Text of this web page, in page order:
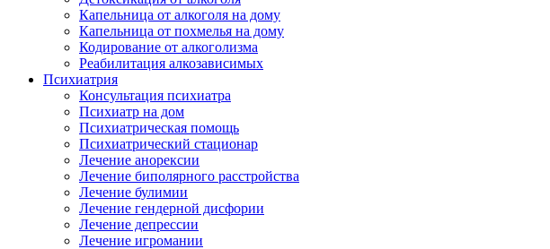
Капельница от алкоголя на дому
Капельница от похмелья на дому
Кодирование от алкоголизма
Реабилитация алкозависимых
Психиатрия
Консультация психиатра
Психиатр на дом
Психиатрическая помощь
Психиатрический стационар
Лечение анорексии
Лечение биполярного расстройства
Лечение булимии
Лечение гендерной дисфории
Лечение депрессии
Лечение игромании